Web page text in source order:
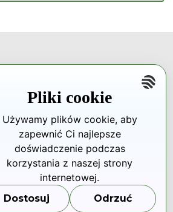
z o.o.
Pliki cookie
Używamy plików cookie, aby
zapewnić Ci najlepsze
doświadczenie podczas
korzystania z naszej strony
internetowej.
Dostosuj Odrzuć